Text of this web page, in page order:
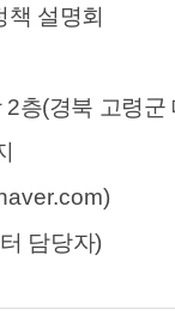
설명회
(경북 고령군
)
담당자)